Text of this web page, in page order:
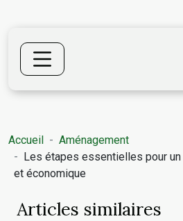
Accueil
Aménagement
Les étapes essentielles pour
et économique
Articles similaires